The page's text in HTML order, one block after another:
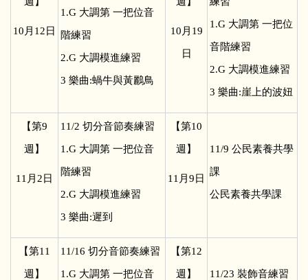
10 月12日
1.G 大調第 一把位音
階練習
2.G 大調模進練習
3 樂曲:蝸牛與黃鸝鳥
10 月19
日
1.G 大調第 一把位
音階練習
2.G 大調模進練習
3 樂曲:崖上的波妞
【第9
週】
11 月2日
11/2 切分音節奏練習
1.G 大調第 一把位音
階練習
2.G 大調模進練習
3 樂曲:遲到
【第10
週】
11 月9日
11/9 公民素養共學
課
公民素養共學課
【第11
週】
11/16 切分音節奏練習
1.G 大調第 一把位音
【第12
週】 11/23 裝飾音練習